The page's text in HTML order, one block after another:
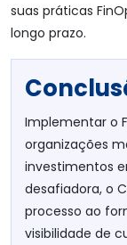
suas práticas
longo prazo.
Implementar o
organizações
investimentos
desafiadora, o
processo ao
visibilidade de